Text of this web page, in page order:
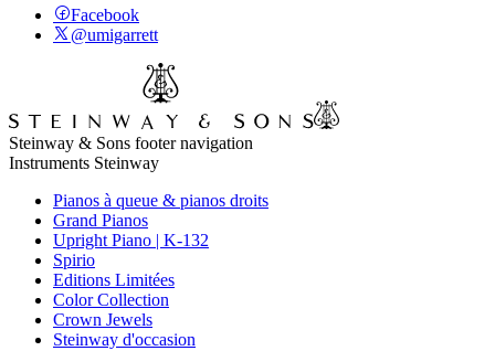
Facebook
@umigarrett
Steinway & Sons footer navigation
Instruments Steinway
Pianos à queue & pianos droits
Grand Pianos
Upright Piano | K-132
Spirio
Editions Limitées
Color Collection
Crown Jewels
Steinway d'occasion